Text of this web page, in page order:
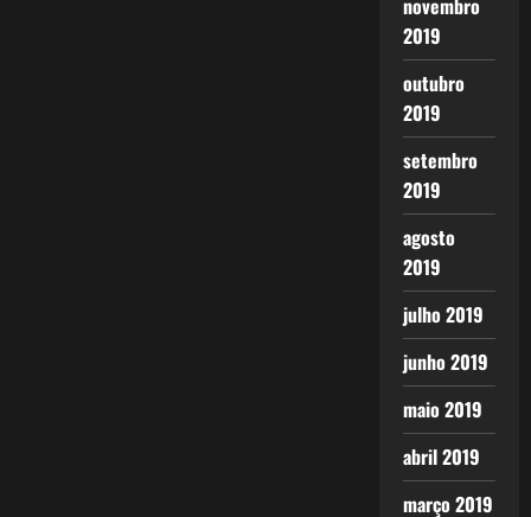
novembro
2019
outubro
2019
setembro
2019
agosto
2019
julho 2019
junho 2019
maio 2019
abril 2019
março 2019